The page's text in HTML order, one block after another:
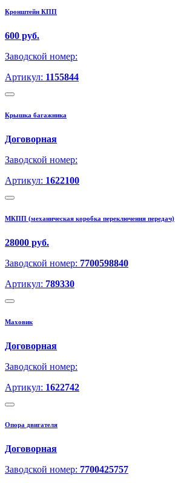
Кронштейн КПП
600 руб.
Заводской номер:
Артикул: 1155844
Крышка багажника
Договорная
Заводской номер:
Артикул: 1622100
МКПП (механическая коробка переключения передач)
28000 руб.
Заводской номер: 7700598840
Артикул: 789330
Маховик
Договорная
Заводской номер:
Артикул: 1622742
Опора двигателя
Договорная
Заводской номер: 7700425757